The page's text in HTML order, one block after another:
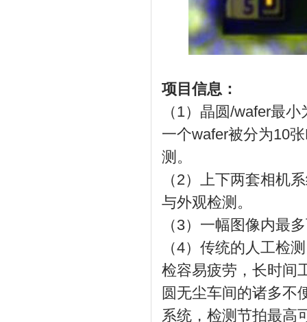
项目信息：
（1）晶圆/wafer最
一个wafer被分为10
测。
（2）上下两套相机
与外观检测。
（3）一幅图像内最
（4）传统的人工检
检容易疲劳，长时间
圆无尘车间的诸多不
系统，检测节拍最高